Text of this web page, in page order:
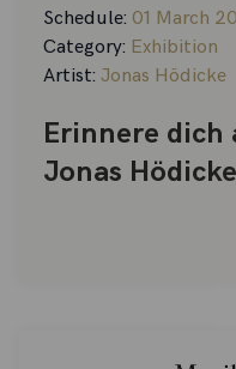
Schedule: 01 March
Category: Exhibition
Artist: Jonas Hödicke
Erinnere
Jonas Hödicke